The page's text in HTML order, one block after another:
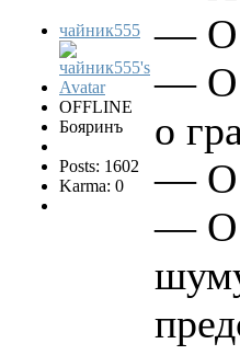
чайник555
OFFLINE
Бояринъ
Posts: 1602
Karma: 0
— О
— О
о
— О
— О